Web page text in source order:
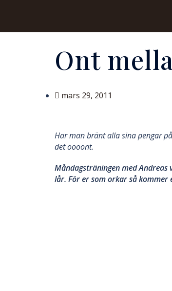
Ont
mars 29, 2011
Har man bränt alla sina pengar
det oooont.
Måndagsträningen med
lår. För er som orkar så kommer